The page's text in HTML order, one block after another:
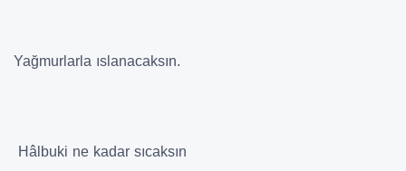
Yağmurlarla ıslanacaksın.
Hâlbuki ne kadar sıcaksın